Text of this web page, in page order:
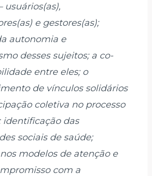
usuários(as),
e gestores(as);
autonomia e
desses sujeitos; a co-
entre eles; o
de vínculos solidários
coletiva no processo
identificação das
sociais de saúde;
modelos de atenção e
com a